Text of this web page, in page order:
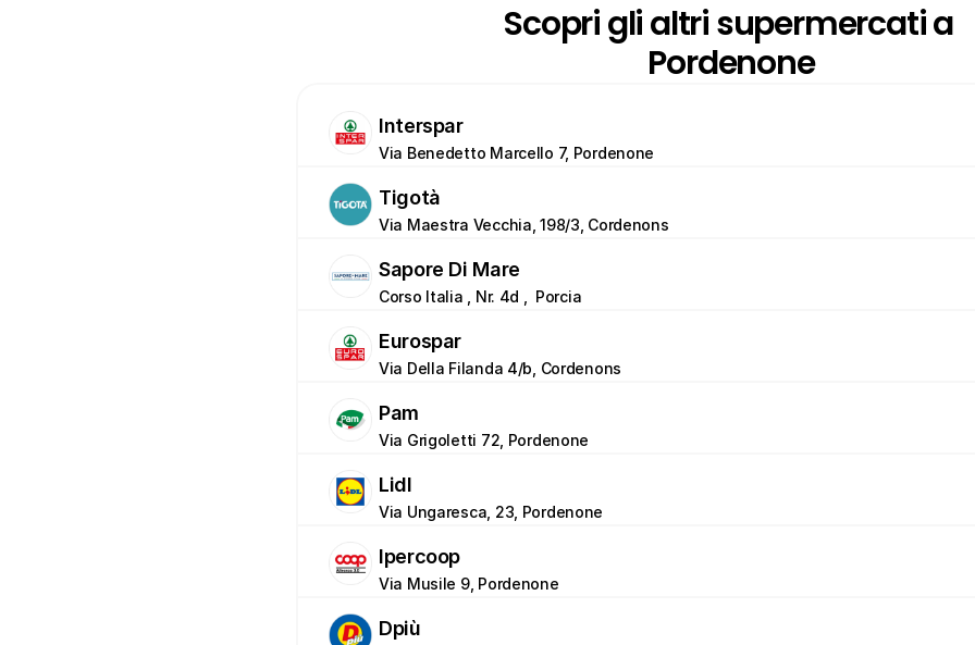
Scopri gli altri supermercati a
Pordenone
Interspar
Via Benedetto Marcello 7, Pordenone
Tigotà
Via Maestra Vecchia, 198/3, Cordenons
Sapore Di Mare
Corso Italia , Nr. 4d ,  Porcia
Eurospar
Via Della Filanda 4/b, Cordenons
Pam
Via Grigoletti 72, Pordenone
Lidl
Via Ungaresca, 23, Pordenone
Ipercoop
Via Musile 9, Pordenone
Dpiù